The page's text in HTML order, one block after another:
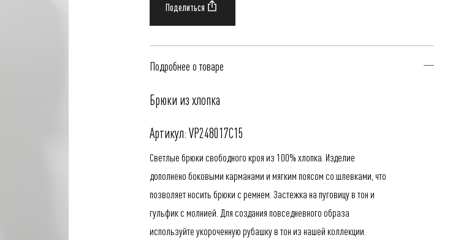
Подробнее о товаре
Брюки из хлопка
Артикул: VP248017C15
Светлые брюки свободного кроя из 100% хлопка. Изделие
дополнено боковыми карманами и мягким поясом со шлевками, что
позволяет носить брюки с ремнем. Застежка на пуговицу в тон и
гульфик с молнией. Для создания повседневного образа
используйтеукороченную рубашку в тониз нашей коллекции.